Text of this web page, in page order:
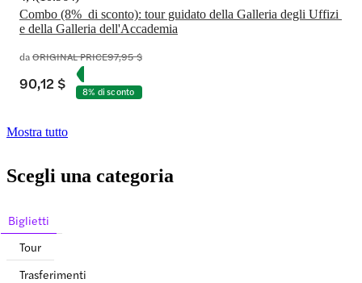
Combo (8%  di sconto): tour guidato della Galleria degli Uffizi
e della Galleria dell'Accademia
daORIGINAL PRICE97,95 $
90,12 $ 8% di sconto
Mostra tutto
Scegli una categoria
Biglietti
Tour
Trasferimenti